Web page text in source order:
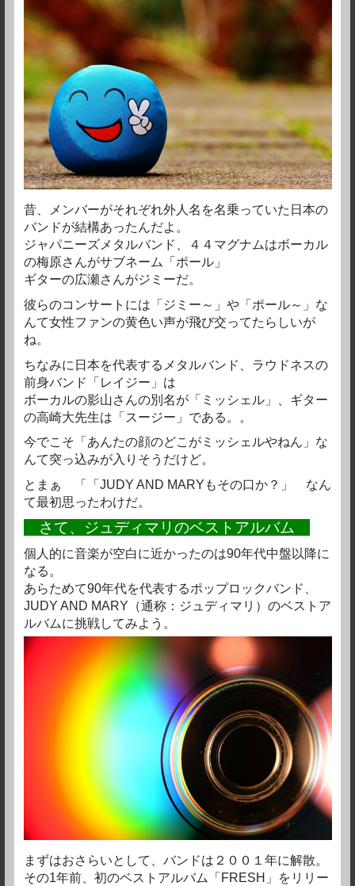
昔、メンバーがそれぞれ外人名を名乗っていた日本の
バンドが結構あったんだよ。
ジャパニーズメタルバンド、４４マグナムはボーカル
の梅原さんがサブネーム「ポール」
ギターの広瀬さんがジミーだ。
彼らのコンサートには「ジミー～」や「ポール～」な
んて女性ファンの黄色い声が飛び交ってたらしいが
ね。
ちなみに日本を代表するメタルバンド、ラウドネスの
前身バンド「レイジー」は
ボーカルの影山さんの別名が「ミッシェル」、ギター
の高崎大先生は「スージー」である。。
今でこそ「あんたの顔のどこがミッシェルやねん」な
んて突っ込みが入りそうだけど。
とまぁ 「「JUDY AND MARYもその口か？」 なん
て最初思ったわけだ。
さて、ジュディマリのベストアルバム
個人的に音楽が空白に近かったのは90年代中盤以降に
なる。
あらためて90年代を代表するポップロックバンド、
JUDY AND MARY（通称：ジュディマリ）のベストア
ルバムに挑戦してみよう。
まずはおさらいとして、バンドは２００１年に解散。
その1年前、初のベストアルバム「FRESH」をリリー